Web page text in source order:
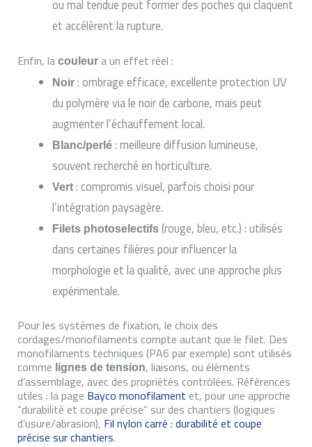
ou mal tendue peut former des poches qui claquent
et accélèrent la rupture.
Enfin, lacouleur a un effet réel :
Noir: ombrage efficace, excellente protection UV
du polymère via le noir de carbone, mais peut
augmenter l’échauffement local.
Blanc/perlé: meilleure diffusion lumineuse,
souvent recherché en horticulture.
Vert: compromis visuel, parfois choisi pour
l’intégration paysagère.
Filets photoselectifs(rouge, bleu, etc.) : utilisés
dans certaines filières pour influencer la
morphologie et la qualité, avec une approche plus
expérimentale.
Pour les systèmes de fixation, le choix des
cordages/monofilaments compte autant que le filet. Des
monofilaments techniques (PA6 par exemple) sont utilisés
comme lignes de tension, liaisons, ou éléments
d’assemblage, avec des propriétés contrôlées. Références
utiles : la page Bayco monofilament et, pour une approche
“durabilité et coupe précise” sur des chantiers (logiques
d’usure/abrasion), Fil nylon carré : durabilité et coupe
précise sur chantiers.